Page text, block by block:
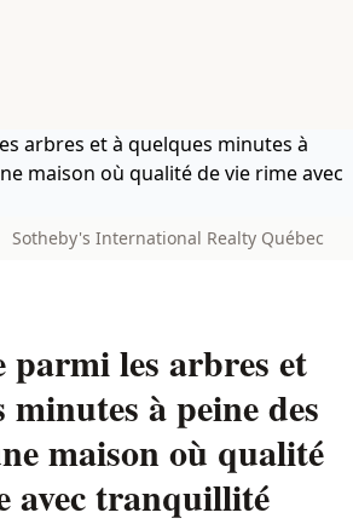
Sotheby's International Realty Québec
parmi les arbres et
minutes à peine des
maison où qualité
avec tranquillité